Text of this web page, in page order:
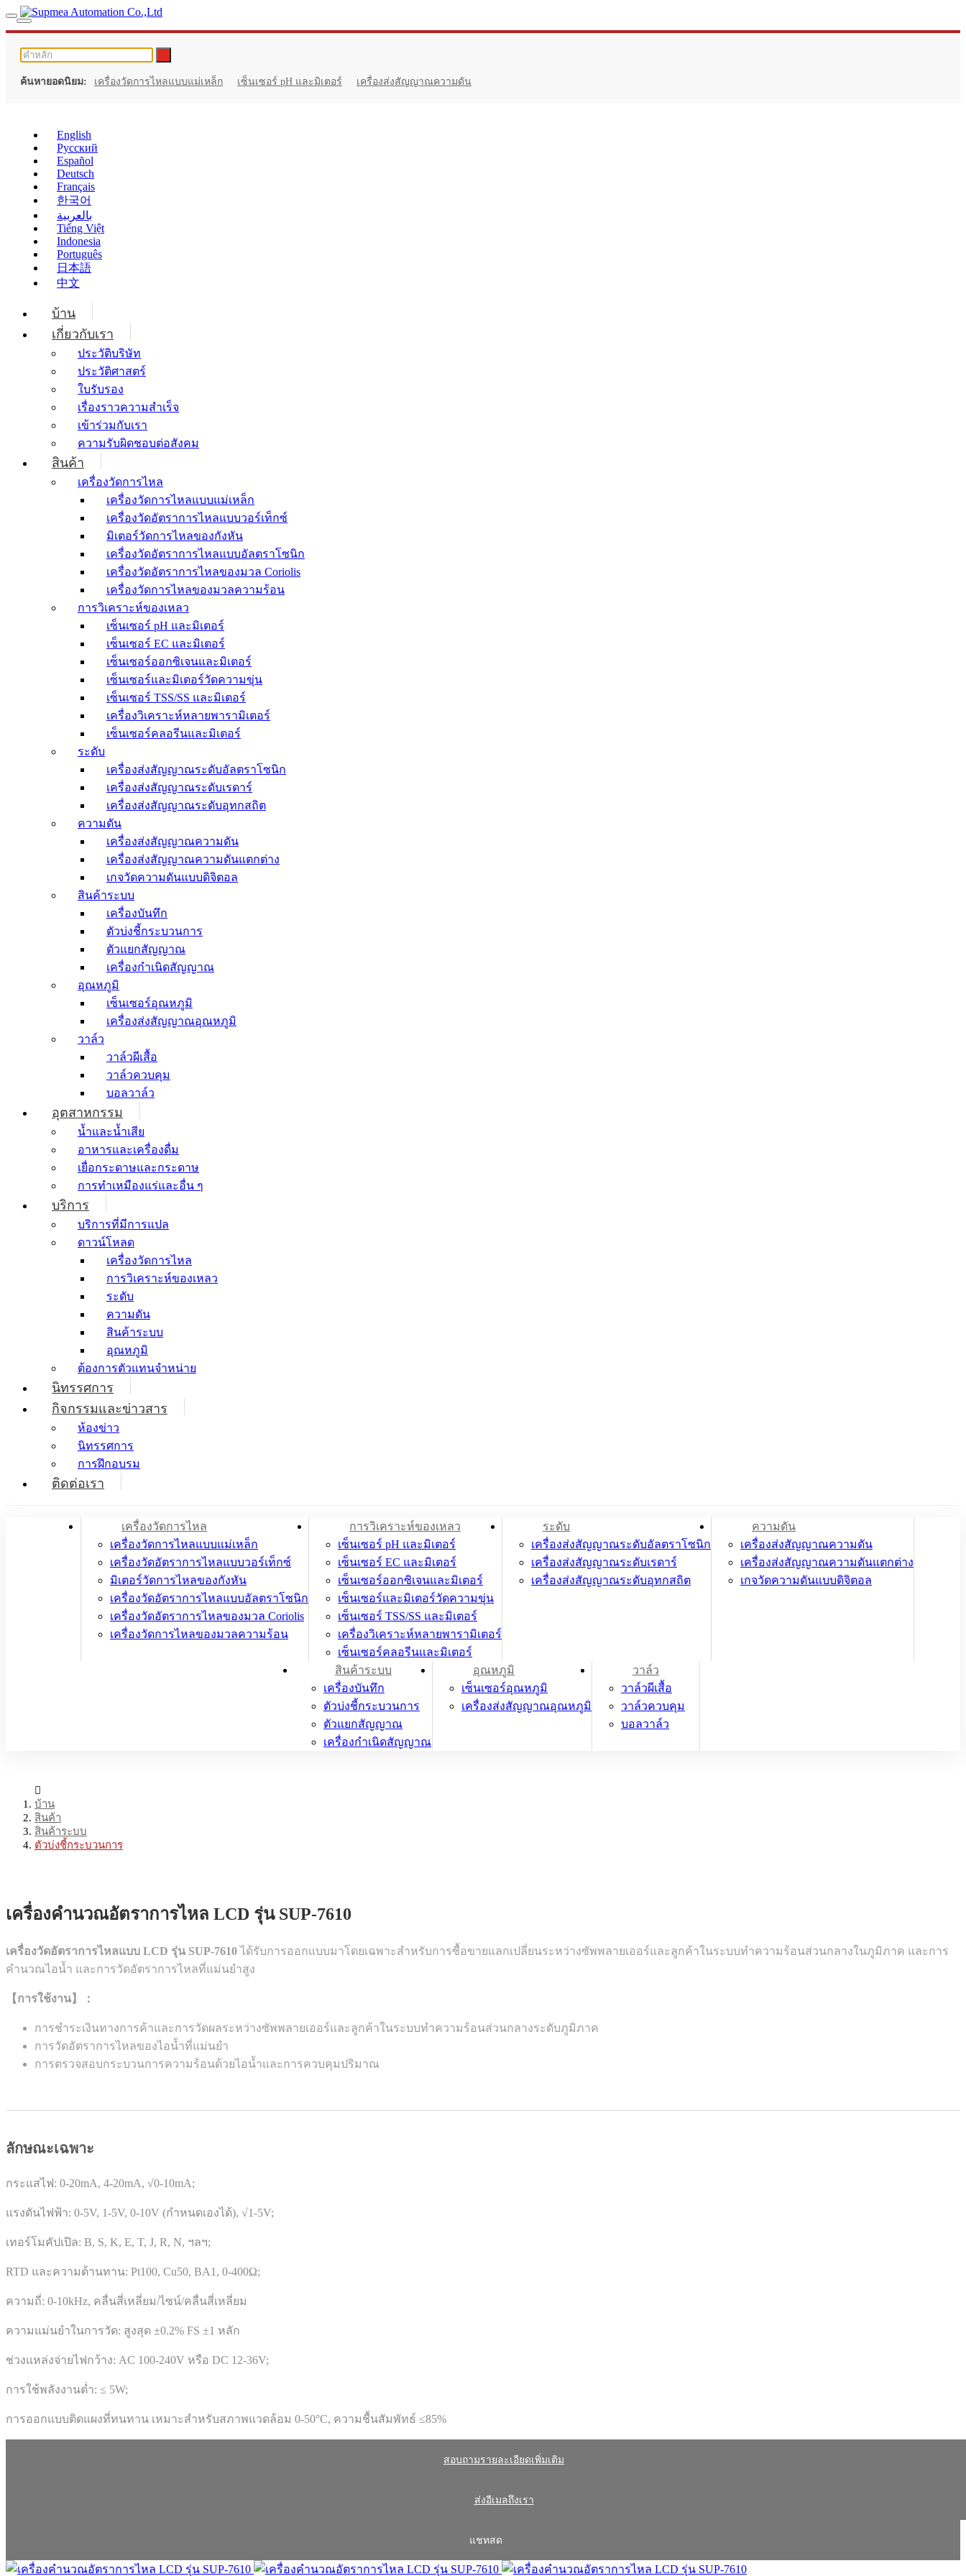
ค้นหายอดนิยม: เครื่องวัดการไหลแบบแม่เหล็ก เซ็นเซอร์ pH และมิเตอร์ เครื่องส่งสัญญาณความดัน
English
Русский
Español
Deutsch
Français
한국어
بالعربية
Tiếng Việt
Indonesia
Português
日本語
中文
บ้าน
เกี่ยวกับเรา
ประวัติบริษัท
ประวัติศาสตร์
ใบรับรอง
เรื่องราวความสำเร็จ
เข้าร่วมกับเรา
ความรับผิดชอบต่อสังคม
สินค้า
เครื่องวัดการไหล
เครื่องวัดการไหลแบบแม่เหล็ก
เครื่องวัดอัตราการไหลแบบวอร์เท็กซ์
มิเตอร์วัดการไหลของกังหัน
เครื่องวัดอัตราการไหลแบบอัลตราโซนิก
เครื่องวัดอัตราการไหลของมวล Coriolis
เครื่องวัดการไหลของมวลความร้อน
การวิเคราะห์ของเหลว
เซ็นเซอร์ pH และมิเตอร์
เซ็นเซอร์ EC และมิเตอร์
เซ็นเซอร์ออกซิเจนและมิเตอร์
เซ็นเซอร์และมิเตอร์วัดความขุ่น
เซ็นเซอร์ TSS/SS และมิเตอร์
เครื่องวิเคราะห์หลายพารามิเตอร์
เซ็นเซอร์คลอรีนและมิเตอร์
ระดับ
เครื่องส่งสัญญาณระดับอัลตราโซนิก
เครื่องส่งสัญญาณระดับเรดาร์
เครื่องส่งสัญญาณระดับอุทกสถิต
ความดัน
เครื่องส่งสัญญาณความดัน
เครื่องส่งสัญญาณความดันแตกต่าง
เกจวัดความดันแบบดิจิตอล
สินค้าระบบ
เครื่องบันทึก
ตัวบ่งชี้กระบวนการ
ตัวแยกสัญญาณ
เครื่องกำเนิดสัญญาณ
อุณหภูมิ
เซ็นเซอร์อุณหภูมิ
เครื่องส่งสัญญาณอุณหภูมิ
วาล์ว
วาล์วผีเสื้อ
วาล์วควบคุม
บอลวาล์ว
อุตสาหกรรม
น้ำและน้ำเสีย
อาหารและเครื่องดื่ม
เยื่อกระดาษและกระดาษ
การทำเหมืองแร่และอื่น ๆ
บริการ
บริการที่มีการแปล
ดาวน์โหลด
เครื่องวัดการไหล
การวิเคราะห์ของเหลว
ระดับ
ความดัน
สินค้าระบบ
อุณหภูมิ
ต้องการตัวแทนจำหน่าย
นิทรรศการ
กิจกรรมและข่าวสาร
ห้องข่าว
นิทรรศการ
การฝึกอบรม
ติดต่อเรา
เครื่องวัดการไหล
เครื่องวัดการไหลแบบแม่เหล็ก
เครื่องวัดอัตราการไหลแบบวอร์เท็กซ์
มิเตอร์วัดการไหลของกังหัน
เครื่องวัดอัตราการไหลแบบอัลตราโซนิก
เครื่องวัดอัตราการไหลของมวล Coriolis
เครื่องวัดการไหลของมวลความร้อน
การวิเคราะห์ของเหลว
เซ็นเซอร์ pH และมิเตอร์
เซ็นเซอร์ EC และมิเตอร์
เซ็นเซอร์ออกซิเจนและมิเตอร์
เซ็นเซอร์และมิเตอร์วัดความขุ่น
เซ็นเซอร์ TSS/SS และมิเตอร์
เครื่องวิเคราะห์หลายพารามิเตอร์
เซ็นเซอร์คลอรีนและมิเตอร์
ระดับ
เครื่องส่งสัญญาณระดับอัลตราโซนิก
เครื่องส่งสัญญาณระดับเรดาร์
เครื่องส่งสัญญาณระดับอุทกสถิต
ความดัน
เครื่องส่งสัญญาณความดัน
เครื่องส่งสัญญาณความดันแตกต่าง
เกจวัดความดันแบบดิจิตอล
สินค้าระบบ
เครื่องบันทึก
ตัวบ่งชี้กระบวนการ
ตัวแยกสัญญาณ
เครื่องกำเนิดสัญญาณ
อุณหภูมิ
เซ็นเซอร์อุณหภูมิ
เครื่องส่งสัญญาณอุณหภูมิ
วาล์ว
วาล์วผีเสื้อ
วาล์วควบคุม
บอลวาล์ว
บ้าน
สินค้า
สินค้าระบบ
ตัวบ่งชี้กระบวนการ
เครื่องคำนวณอัตราการไหล LCD รุ่น SUP-7610
เครื่องวัดอัตราการไหลแบบ LCD รุ่น SUP-7610ได้รับการออกแบบมาโดยเฉพาะสำหรับการซื้อขายแลกเปลี่ยนระหว่างซัพพลายเออร์และลูกค้าในระบบทำความร้อนส่วนกลางในภูมิภาค และการ
คำนวณไอน้ำ และการวัดอัตราการไหลที่แม่นยำสูง
【การใช้งาน】：
การชำระเงินทางการค้าและการวัดผลระหว่างซัพพลายเออร์และลูกค้าในระบบทำความร้อนส่วนกลางระดับภูมิภาค
การวัดอัตราการไหลของไอน้ำที่แม่นยำ
การตรวจสอบกระบวนการความร้อนด้วยไอน้ำและการควบคุมปริมาณ
ลักษณะเฉพาะ
กระแสไฟ: 0-20mA, 4-20mA, √0-10mA;
แรงดันไฟฟ้า: 0-5V, 1-5V, 0-10V (กำหนดเองได้), √1-5V;
เทอร์โมคัปเปิล: B, S, K, E, T, J, R, N, ฯลฯ;
RTD และความต้านทาน: Pt100, Cu50, BA1, 0-400Ω;
ความถี่: 0-10kHz, คลื่นสี่เหลี่ยม/ไซน์/คลื่นสี่เหลี่ยม
ความแม่นยำในการวัด: สูงสุด ±0.2% FS ±1 หลัก
ช่วงแหล่งจ่ายไฟกว้าง: AC 100-240V หรือ DC 12-36V;
การใช้พลังงานต่ำ: ≤ 5W;
การออกแบบติดแผงที่ทนทาน เหมาะสำหรับสภาพแวดล้อม 0-50°C, ความชื้นสัมพัทธ์ ≤85%
สอบถามรายละเอียดเพิ่มเติม
ส่งอีเมลถึงเรา
แชทสด